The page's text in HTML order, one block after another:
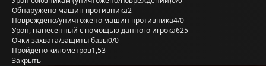
Обнаружено машин противника2
Повреждено/уничтожено машин противника4/0
Урон, нанесённый с помощью данного игрока625
Очки захвата/защиты базы0/0
Пройдено километров1,53
Закрыть